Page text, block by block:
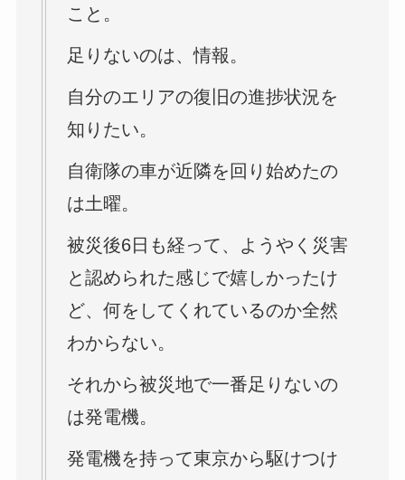
こと。
足りないのは、情報。
自分のエリアの復旧の進捗状況を
知りたい。
自衛隊の車が近隣を回り始めたの
は土曜。
被災後6日も経って、ようやく災害
と認められた感じで嬉しかったけ
ど、何をしてくれているのか全然
わからない。
それから被災地で一番足りないの
は発電機。
発電機を持って東京から駆けつけ